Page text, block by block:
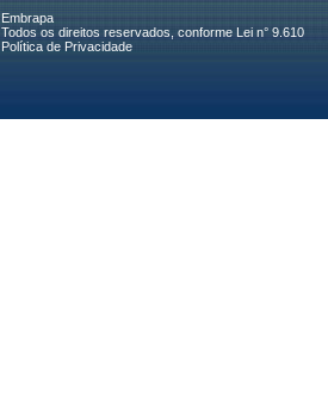
Embrapa
Todos os direitos reservados, conforme Lei n° 9.610
Política de Privacidade